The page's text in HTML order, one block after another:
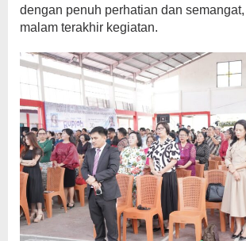
dengan penuh perhatian dan
malam terakhir kegiatan.